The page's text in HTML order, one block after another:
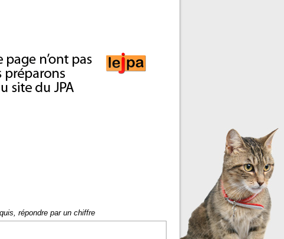
répondre par un chiffre